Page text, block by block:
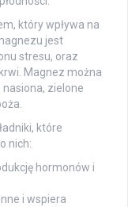
który wpływa na
jest
stresu, oraz
Magnez można
zielone
które
nich:
hormonów i
i wspiera